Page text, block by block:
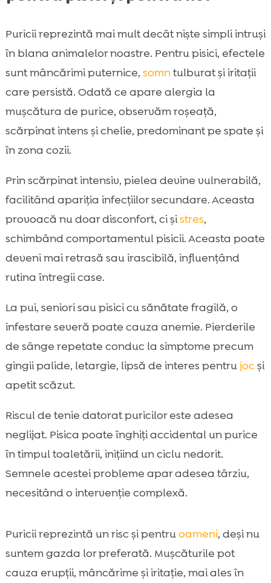
Puricii reprezintă mai mult decât niște simpli intruși
în blana animalelor noastre. Pentru pisici, efectele
sunt mâncărimi puternice, somntulburat și iritații
care persistă. Odată ce apare alergia la
mușcătura de purice, observăm roșeață,
scărpinat intens și chelie, predominant pe spate și
în zona cozii.
Prin scărpinat intensiv, pielea devine vulnerabilă,
facilitând apariția infecțiilor secundare. Aceasta
provoacă nu doar disconfort, ci șistres,
schimbând comportamentul pisicii. Aceasta poate
deveni mai retrasă sau irascibilă, influențând
rutina întregii case.
La pui, seniori sau pisici cu sănătate fragilă, o
infestare severă poate cauza anemie. Pierderile
de sânge repetate conduc la simptome precum
gingii palide, letargie, lipsă de interes pentrujoc și
apetit scăzut.
Riscul de tenie datorat puricilor este adesea
neglijat. Pisica poate înghiți accidental un purice
în timpul toaletării, inițiind un ciclu nedorit.
Semnele acestei probleme apar adesea târziu,
necesitând o intervenție complexă.
Puricii reprezintă un risc și pentruoameni, deși nu
suntem gazda lor preferată. Mușcăturile pot
cauza erupții, mâncărime și iritație, mai ales în